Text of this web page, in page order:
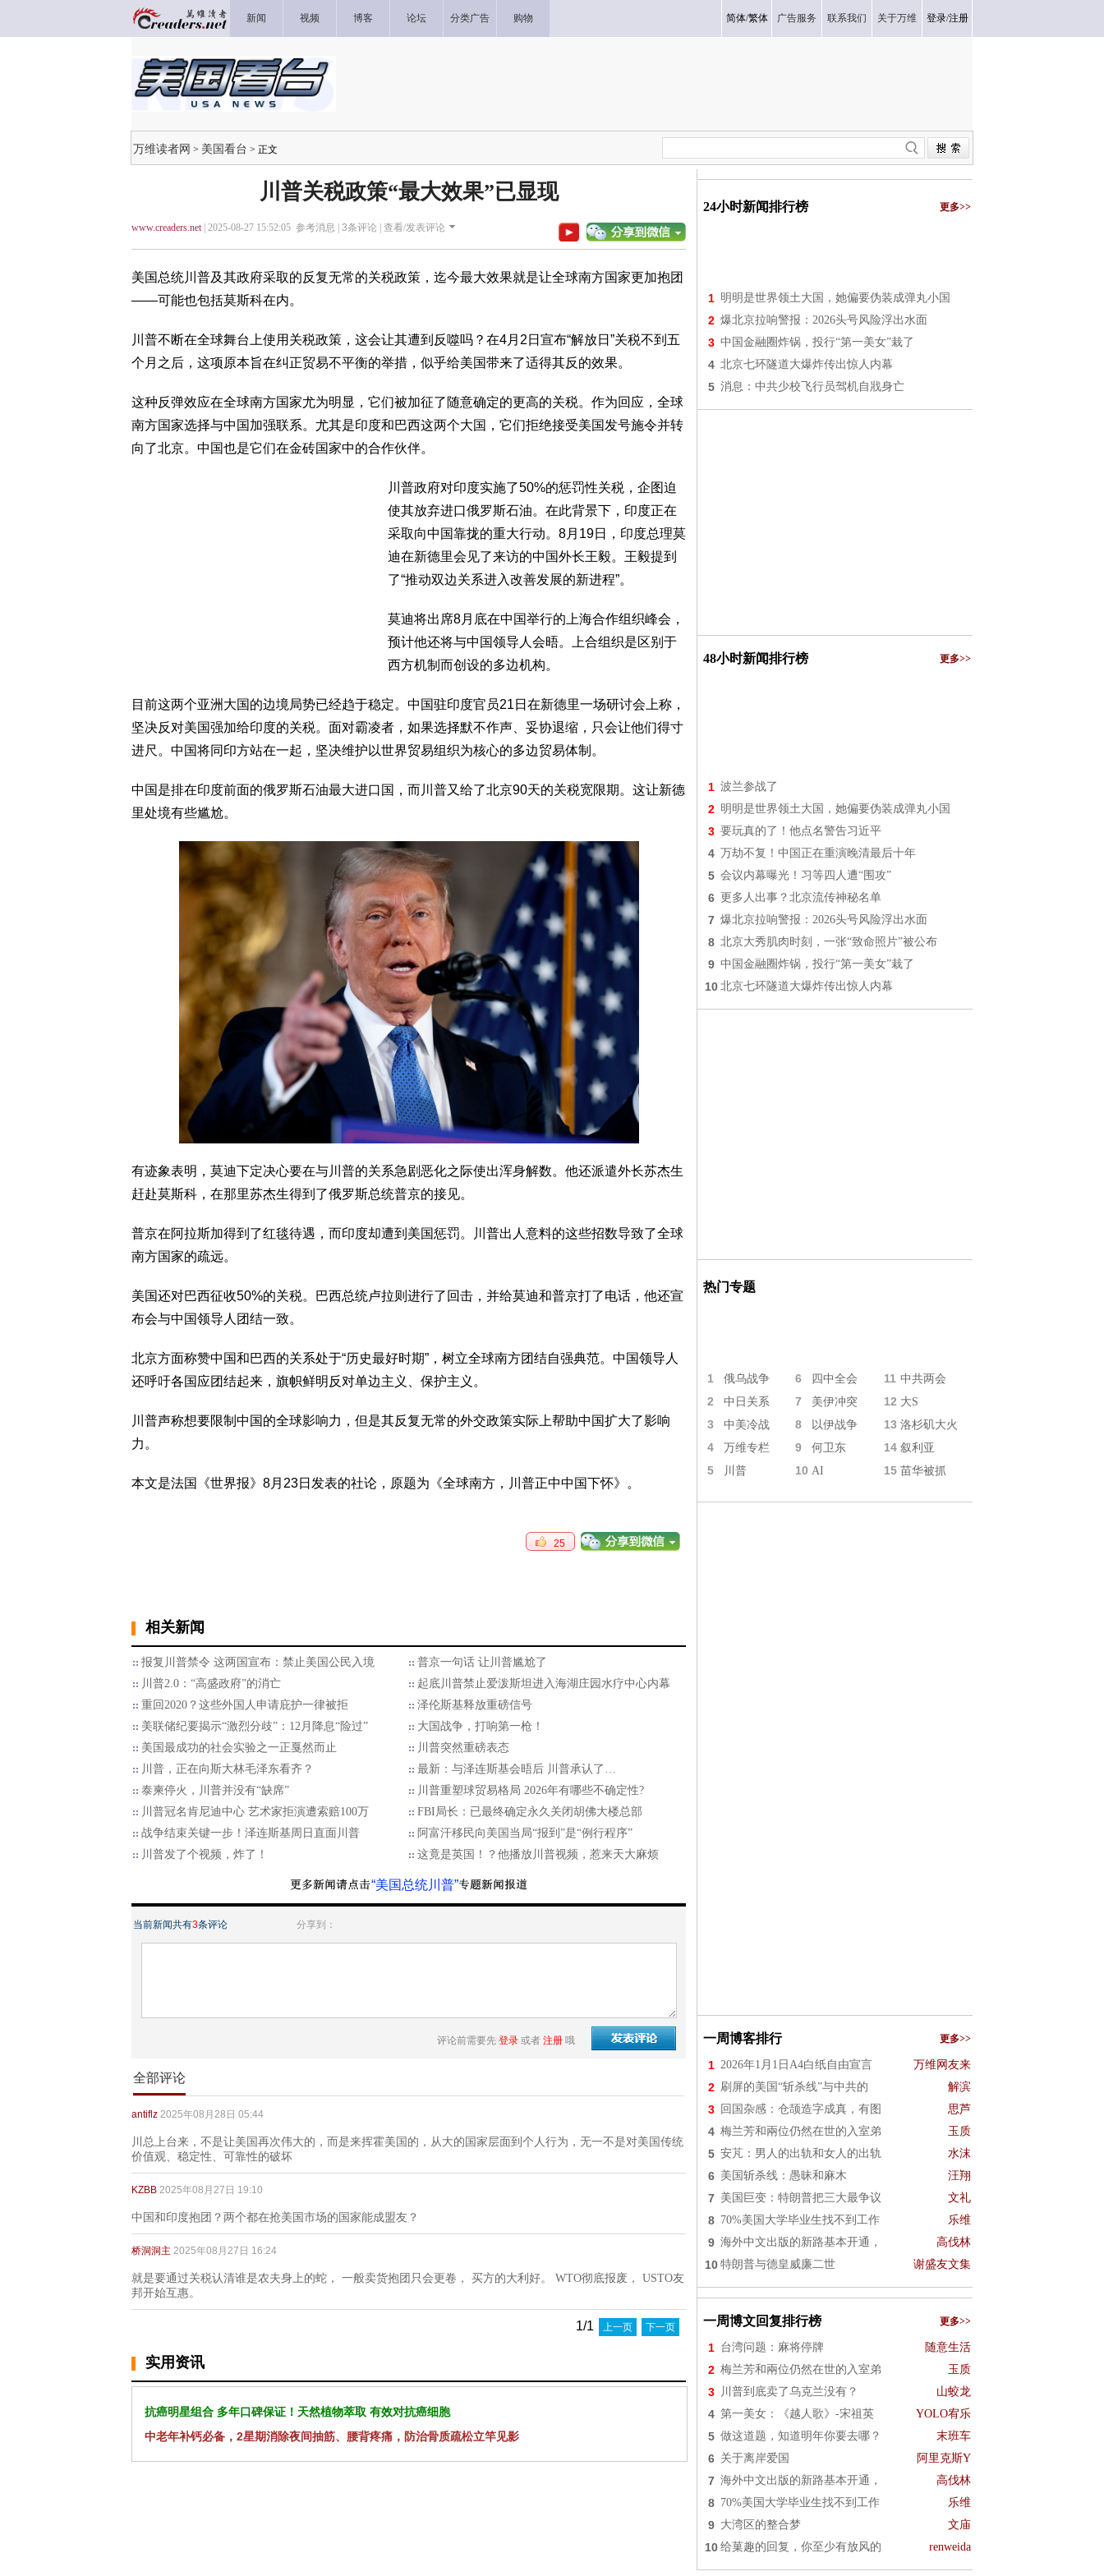
新闻 视频 博客 论坛 分类广告 购物 简体/繁体 广告服务 联系我们 关于万维 登录/注册
万维读者网 > 美国看台 > 正文
川普关税政策“最大效果”已显现
www.creaders.net| 2025-08-27 15:52:05 参考消息 | 3条评论 | 查看/发表评论
美国总统川普及其政府采取的反复无常的关税政策，迄今最大效果就是让全球南方国家更加抱团
——可能也包括莫斯科在内。
川普不断在全球舞台上使用关税政策，这会让其遭到反噬吗？在4月2日宣布“解放日”关税不到五
个月之后，这项原本旨在纠正贸易不平衡的举措，似乎给美国带来了适得其反的效果。
这种反弹效应在全球南方国家尤为明显，它们被加征了随意确定的更高的关税。作为回应，全球
南方国家选择与中国加强联系。尤其是印度和巴西这两个大国，它们拒绝接受美国发号施令并转
向了北京。中国也是它们在金砖国家中的合作伙伴。
川普政府对印度实施了50%的惩罚性关税，企图迫
使其放弃进口俄罗斯石油。在此背景下，印度正在
采取向中国靠拢的重大行动。8月19日，印度总理莫
迪在新德里会见了来访的中国外长王毅。王毅提到
了“推动双边关系进入改善发展的新进程”。
莫迪将出席8月底在中国举行的上海合作组织峰会，
预计他还将与中国领导人会晤。上合组织是区别于
西方机制而创设的多边机构。
目前这两个亚洲大国的边境局势已经趋于稳定。中国驻印度官员21日在新德里一场研讨会上称，
坚决反对美国强加给印度的关税。面对霸凌者，如果选择默不作声、妥协退缩，只会让他们得寸
进尺。中国将同印方站在一起，坚决维护以世界贸易组织为核心的多边贸易体制。
中国是排在印度前面的俄罗斯石油最大进口国，而川普又给了北京90天的关税宽限期。这让新德
里处境有些尴尬。
有迹象表明，莫迪下定决心要在与川普的关系急剧恶化之际使出浑身解数。他还派遣外长苏杰生
赶赴莫斯科，在那里苏杰生得到了俄罗斯总统普京的接见。
普京在阿拉斯加得到了红毯待遇，而印度却遭到美国惩罚。川普出人意料的这些招数导致了全球
南方国家的疏远。
美国还对巴西征收50%的关税。巴西总统卢拉则进行了回击，并给莫迪和普京打了电话，他还宣
布会与中国领导人团结一致。
北京方面称赞中国和巴西的关系处于“历史最好时期”，树立全球南方团结自强典范。中国领导人
还呼吁各国应团结起来，旗帜鲜明反对单边主义、保护主义。
川普声称想要限制中国的全球影响力，但是其反复无常的外交政策实际上帮助中国扩大了影响
力。
本文是法国《世界报》8月23日发表的社论，原题为《全球南方，川普正中中国下怀》。
25
相关新闻
报复川普禁令 这两国宣布：禁止美国公民入境
普京一句话 让川普尴尬了
川普2.0：“高盛政府”的消亡
起底川普禁止爱泼斯坦进入海湖庄园水疗中心内幕
重回2020？这些外国人申请庇护一律被拒
泽伦斯基释放重磅信号
美联储纪要揭示“激烈分歧”：12月降息“险过”
大国战争，打响第一枪！
美国最成功的社会实验之一正戛然而止
川普突然重磅表态
川普，正在向斯大林毛泽东看齐？
最新：与泽连斯基会晤后 川普承认了…
泰柬停火，川普并没有“缺席”
川普重塑球贸易格局 2026年有哪些不确定性?
川普冠名肯尼迪中心 艺术家拒演遭索赔100万
FBI局长：已最终确定永久关闭胡佛大楼总部
战争结束关键一步！泽连斯基周日直面川普
阿富汗移民向美国当局“报到”是“例行程序”
川普发了个视频，炸了！
这竟是英国！？他播放川普视频，惹来天大麻烦
“美国总统川普”
当前新闻共有3条评论 分享到：
评论前需要先 登录 或者 注册 哦
全部评论
antiflz 2025年08月28日 05:44
川总上台来，不是让美国再次伟大的，而是来挥霍美国的，从大的国家层面到个人行为，无一不是对美国传统
价值观、稳定性、可靠性的破坏
KZBB 2025年08月27日 19:10
中国和印度抱团？两个都在抢美国市场的国家能成盟友？
桥洞洞主 2025年08月27日 16:24
就是要通过关税认清谁是农夫身上的蛇， 一般卖货抱团只会更卷， 买方的大利好。 WTO彻底报废， USTO友
邦开始互惠。
1/1 上一页 下一页
实用资讯
抗癌明星组合 多年口碑保证！天然植物萃取 有效对抗癌细胞
中老年补钙必备，2星期消除夜间抽筋、腰背疼痛，防治骨质疏松立竿见影
24小时新闻排行榜 更多>>
1 明明是世界领土大国，她偏要伪装成弹丸小国
2 爆北京拉响警报：2026头号风险浮出水面
3 中国金融圈炸锅，投行“第一美女”栽了
4 北京七环隧道大爆炸传出惊人内幕
5 消息：中共少校飞行员驾机自戕身亡
48小时新闻排行榜 更多>>
1 波兰参战了
2 明明是世界领土大国，她偏要伪装成弹丸小国
3 要玩真的了！他点名警告习近平
4 万劫不复！中国正在重演晚清最后十年
5 会议内幕曝光！习等四人遭“围攻”
6 更多人出事？北京流传神秘名单
7 爆北京拉响警报：2026头号风险浮出水面
8 北京大秀肌肉时刻，一张“致命照片”被公布
9 中国金融圈炸锅，投行“第一美女”栽了
10 北京七环隧道大爆炸传出惊人内幕
热门专题
1 俄乌战争 6 四中全会 11 中共两会
2 中日关系 7 美伊冲突 12 大S
3 中美冷战 8 以伊战争 13 洛杉矶大火
4 万维专栏 9 何卫东 14 叙利亚
5 川普 10 AI 15 苗华被抓
一周博客排行 更多>>
1 2026年1月1日A4白纸自由宣言 万维网友来
2 刷屏的美国“斩杀线”与中共的 解滨
3 回国杂感：仓颉造字成真，有图 思芦
4 梅兰芳和兩位仍然在世的入室弟 玉质
5 安芃：男人的出轨和女人的出轨 水沫
6 美国斩杀线：愚昧和麻木 汪翔
7 美国巨变：特朗普把三大最争议 文礼
8 70%美国大学毕业生找不到工作 乐维
9 海外中文出版的新路基本开通， 高伐林
10 特朗普与德皇威廉二世 谢盛友文集
一周博文回复排行榜 更多>>
1 台湾问题：麻将停牌 随意生活
2 梅兰芳和兩位仍然在世的入室弟 玉质
3 川普到底卖了乌克兰没有？ 山蛟龙
4 第一美女：《越人歌》-宋祖英 YOLO宥乐
5 做这道题，知道明年你要去哪？ 末班车
6 关于离岸爱国 阿里克斯Y
7 海外中文出版的新路基本开通， 高伐林
8 70%美国大学毕业生找不到工作 乐维
9 大湾区的整合梦 文庙
10 给菓趣的回复，你至少有放风的 renweida